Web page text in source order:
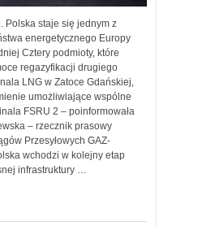
Polska staje się jednym z
energetycznego Europy
Cztery podmioty, które
regazyfikacji drugiego
LNG w Zatoce Gdańskiej,
umożliwiające wspólne
FSRU 2 – poinformowała
– rzecznik prasowy
Przesyłowych GAZ-
wchodzi w kolejny etap
infrastruktury …